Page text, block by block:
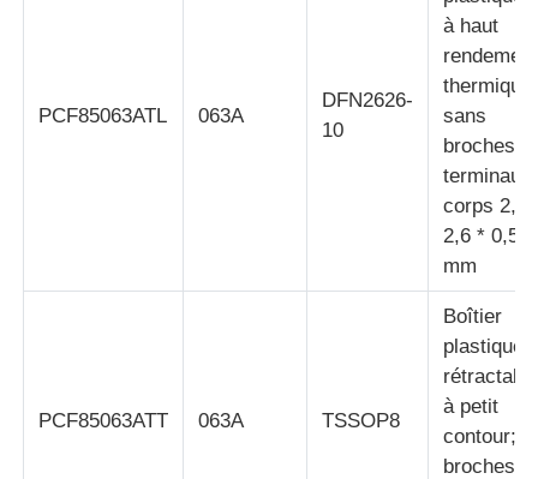
CPLD PLD
PCF85063ATL 063A
DFN2626-
10
à haut
rendement
thermique;
sans
broches;
terminaux;
corps 2,6
2,6 * 0,5
mm
PCF85063ATT 063A TSSOP8
Boîtier
plastique
à petit
contour; 8
broches;